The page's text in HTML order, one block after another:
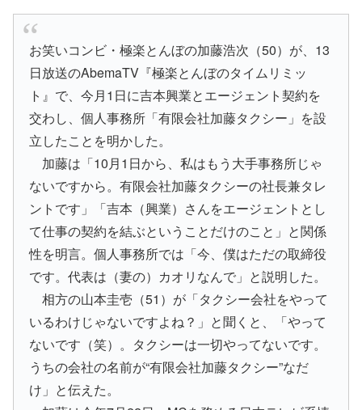
お笑いコンビ・極楽とんぼの加藤浩次（50）が、13
日放送のAbemaTV『極楽とんぼのタイムリミッ
ト』で、今月1日に吉本興業とエージェント契約を
交わし、個人事務所「有限会社加藤タクシー」を設
立したことを明かした。
加藤は「10月1日から、私はもう大手事務所じゃ
ないですから。有限会社加藤タクシーの社長兼タレ
ントです」「吉本（興業）さんをエージェントとし
て仕事の契約を結ぶということだけのこと」と関係
性を明言。個人事務所では「今、僕はただの取締役
です。代表は（妻の）カオリなんで」と説明した。
相方の山本圭壱（51）が「タクシー会社をやって
いるわけじゃないですよね？」と聞くと、「やって
ないです（笑）。タクシーは一切やってないです。
うちの会社の名前が“有限会社加藤タクシー”なだ
け」と伝えた。